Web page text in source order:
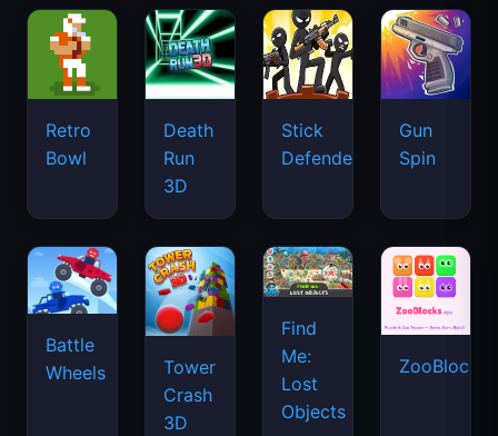
Retro
Bowl
Death
Run
3D
Stick
Defenders
Gun
Spin
Battle
Wheels
Tower
Crash
3D
Find
Me:
Lost
Objects
ZooBlocks